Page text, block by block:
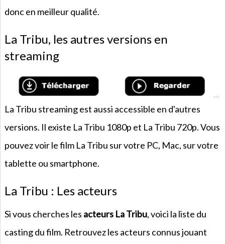
donc en meilleur qualité.
La Tribu, les autres versions en
streaming
La Tribu streaming est aussi accessible en d'autres
versions. Il existe La Tribu 1080p et La Tribu 720p. Vous
pouvez voir le film La Tribu sur votre PC, Mac, sur votre
tablette ou smartphone.
La Tribu : Les acteurs
Si vous cherches les acteurs La Tribu, voici la liste du
casting du film. Retrouvez les acteurs connus jouant